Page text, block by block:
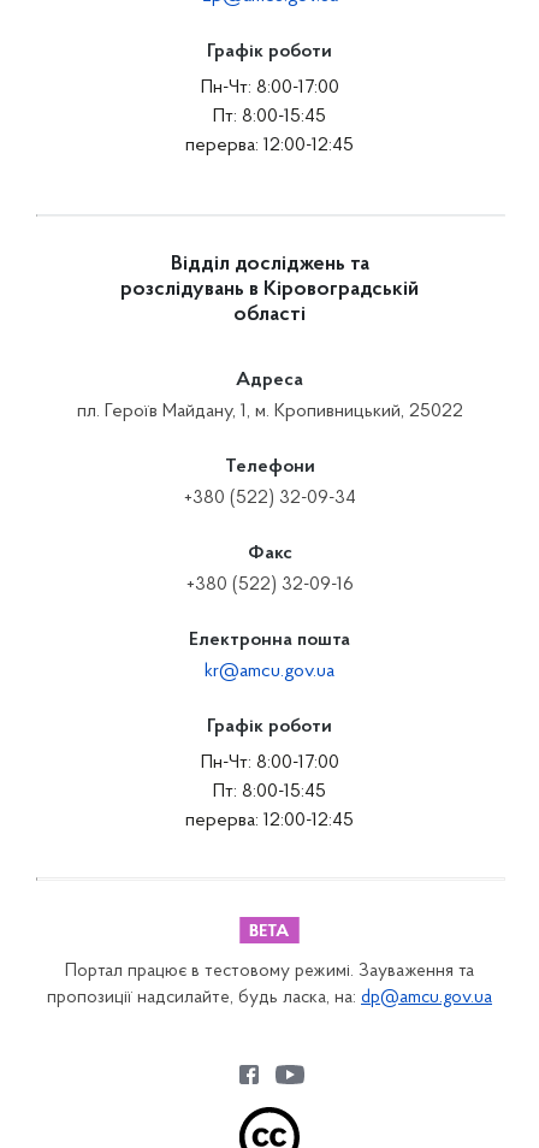
Графік роботи
Пн-Чт: 8:00-17:00
Пт: 8:00-15:45
перерва: 12:00-12:45
Відділ досліджень та
розслідувань в Кіровоградській
області
Адреса
пл. Героїв Майдану, 1, м. Кропивницький, 25022
Телефони
+380 (522) 32-09-34
Факс
+380 (522) 32-09-16
Електронна пошта
kr@amcu.gov.ua
Графік роботи
Пн-Чт: 8:00-17:00
Пт: 8:00-15:45
перерва: 12:00-12:45
Портал працює в тестовому режимі. Зауваження та
пропозиції надсилайте, будь ласка, на: dp@amcu.gov.ua